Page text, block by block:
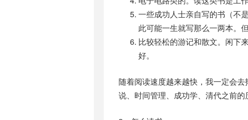
一些成功人士亲自写的书（不
此可能一生就写那么一两本。
比较轻松的游记和散文。闲下
好。
随着阅读速度越来越快，我一定会
说、时间管理、成功学、清代之前的